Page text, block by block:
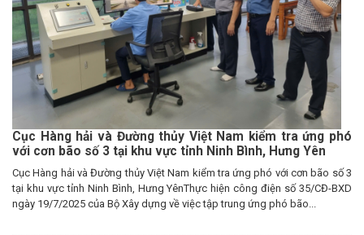
Cục Hàng hải và Đường thủy Việt Nam kiểm tra ứng phó
với cơn bão số 3 tại khu vực tỉnh Ninh Bình, Hưng Yên
Cục Hàng hải và Đường thủy Việt Nam kiểm tra ứng phó với cơn bão số 3
tại khu vực tỉnh Ninh Bình, Hưng YênThực hiện công điện số 35/CĐ-BXD
ngày 19/7/2025 của Bộ Xây dựng về việc tập trung ứng phó bão...